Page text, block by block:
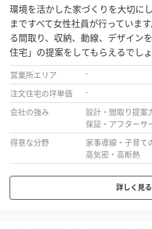
環境を活かした家づくりを大切に
まですべて女性社員が行っていま
る間取り、収納、動線、デザイン
住宅」の提案をしてもらえるでしょ
営業所エリア -
注文住宅の坪単価 -
会社の強み
設計・間取り提案
保証・アフターサ
得意な分野
家事導線・子育て
高気密・高断熱
詳しく見る